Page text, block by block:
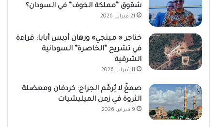
شقوق “مملكة الخوف” في السودان؟
21 فبراير، 2026
خناجر « مينجي» ورهان أديس أبابا: قراءة
في تشريح “الخاصرة” السودانية
الشرقية
11 فبراير، 2026
صمغٌ لا يُرمّم الجراح: كردفان ومعضلة
الثروة في زمن الميليشيات
9 فبراير، 2026